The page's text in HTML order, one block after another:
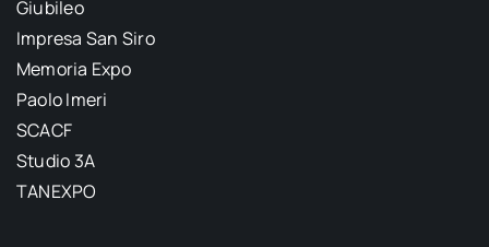
Giubileo
Impresa San Siro
Memoria Expo
Paolo Imeri
SCACF
Studio 3A
TANEXPO